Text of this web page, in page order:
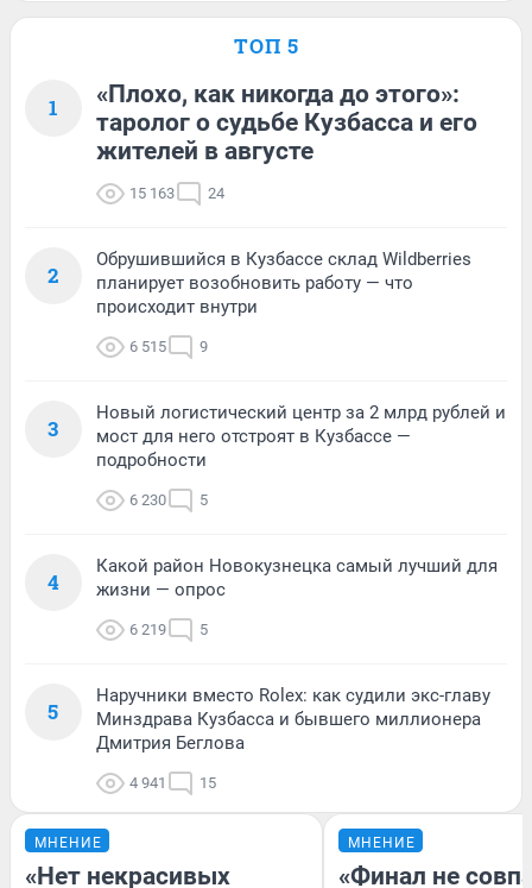
ТОП 5
1
«Плохо, как никогда до этого»:
таролог о судьбе Кузбасса и его
жителей в августе
15 163 24
2
Обрушившийся в Кузбассе склад Wildberries
планирует возобновить работу — что
происходит внутри
6 515 9
3
Новый логистический центр за 2 млрд рублей и
мост для него отстроят в Кузбассе —
подробности
6 230 5
4
Какой район Новокузнецка самый лучший для
жизни — опрос
6 219 5
5
Наручники вместо Rolex: как судили экс-главу
Минздрава Кузбасса и бывшего миллионера
Дмитрия Беглова
4 941 15
МНЕНИЕ
«Нет некрасивых
МНЕНИЕ
«Финал не